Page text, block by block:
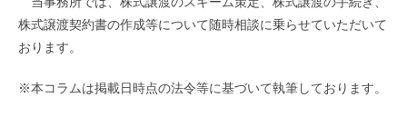
株式譲渡契約書の作成等について随時相談に乗らせていただいて
おります。
※本コラムは掲載日時点の法令等に基づいて執筆しております。